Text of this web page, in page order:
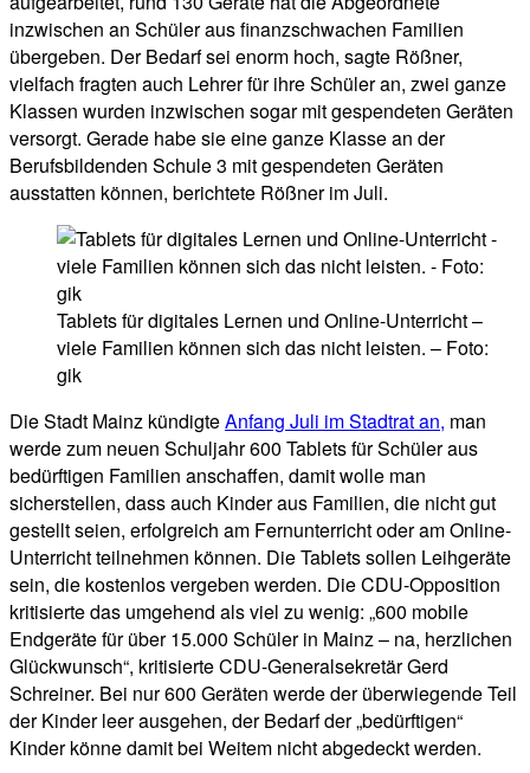
inzwischen an Schüler aus finanzschwachen Familien
übergeben. Der Bedarf sei enorm hoch, sagte Rößner,
vielfach fragten auch Lehrer für ihre Schüler an, zwei ganze
Klassen wurden inzwischen sogar mit gespendeten Geräten
versorgt. Gerade habe sie eine ganze Klasse an der
Berufsbildenden Schule 3 mit gespendeten Geräten
ausstatten können, berichtete Rößner im Juli.
Tablets für digitales Lernen und Online-Unterricht –
viele Familien können sich das nicht leisten. – Foto:
gik
Die Stadt Mainz kündigteAnfang Juli im Stadtrat an, man
werde zum neuen Schuljahr 600 Tablets für Schüler aus
bedürftigen Familien anschaffen, damit wolle man
sicherstellen, dass auch Kinder aus Familien, die nicht gut
gestellt seien, erfolgreich am Fernunterricht oder am Online-
Unterricht teilnehmen können. Die Tablets sollen Leihgeräte
sein, die kostenlos vergeben werden. Die CDU-Opposition
kritisierte das umgehend als viel zu wenig: „600 mobile
Endgeräte für über 15.000 Schüler in Mainz – na, herzlichen
Glückwunsch“, kritisierte CDU-Generalsekretär Gerd
Schreiner. Bei nur 600 Geräten werde der überwiegende Teil
der Kinder leer ausgehen, der Bedarf der „bedürftigen“
Kinder könne damit bei Weitem nicht abgedeckt werden.